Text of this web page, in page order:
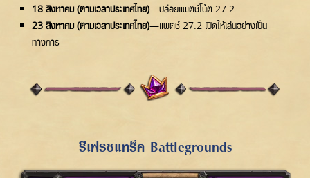
18 สิงหาคม (ตามเวลาประเทศไทย)—ปล่อยแพตช์โน้ต 27.2
23 สิงหาคม (ตามเวลาประเทศไทย)—แพตช์ 27.2 เปิดให้เล่นอย่างเป็น
ทางการ
รีเฟรชแทร็ค Battlegrounds